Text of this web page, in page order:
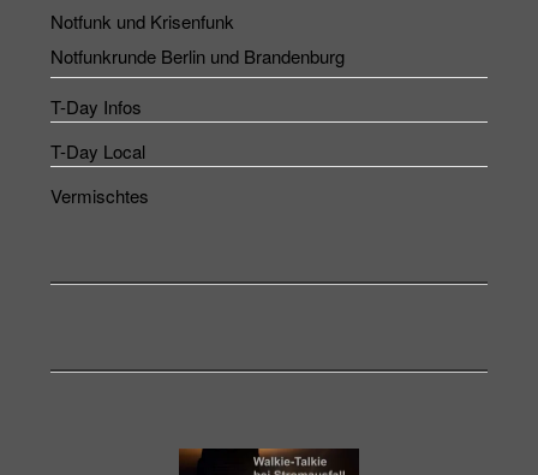
Notfunk und Krisenfunk
Notfunkrunde Berlin und Brandenburg
T-Day Infos
T-Day Local
Vermischtes